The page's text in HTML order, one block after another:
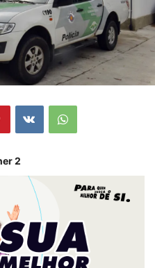
2